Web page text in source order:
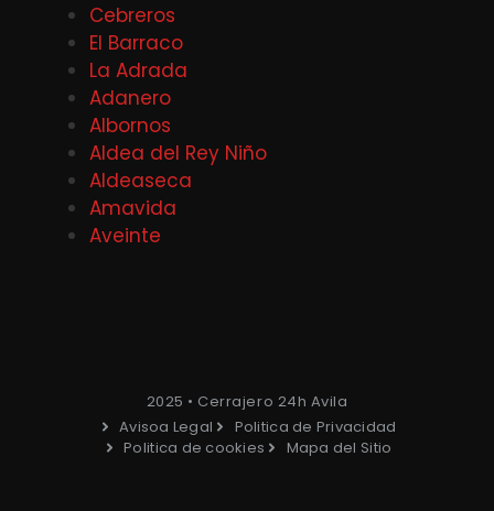
Cebreros
El Barraco
La Adrada
Adanero
Albornos
Aldea del Rey Niño
Aldeaseca
Amavida
Aveinte
2025 • Cerrajero 24h Avila
Avisoa Legal
Politica de Privacidad
Politica de cookies
Mapa del Sitio